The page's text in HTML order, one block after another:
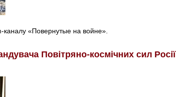
каналу «Повернутые на войне».
Повітряно-космічних сил Росії